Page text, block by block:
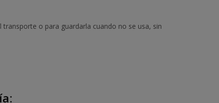
o para guardarla cuando no se usa, sin